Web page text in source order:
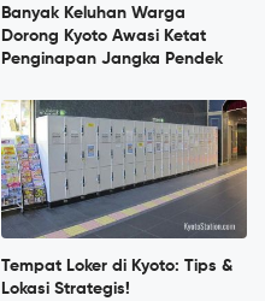
Banyak Keluhan Warga
Dorong Kyoto Awasi Ketat
Penginapan Jangka Pendek
Tempat Loker di Kyoto: Tips &
Lokasi Strategis!